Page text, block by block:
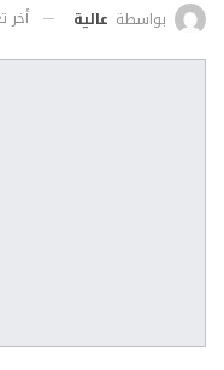
بواسطة عالية أخر